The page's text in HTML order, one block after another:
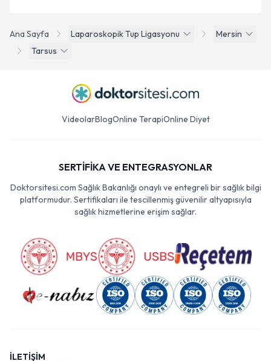
Ana Sayfa Laparoskopik Tup Ligasyonu
Mersin
Tarsus
VideolarBlogOnline TerapiOnline Diyet
SERTİFİKA VE ENTEGRASYONLAR
Doktorsitesi.com Sağlık Bakanlığı onaylı ve entegreli bir sağlık bilgi
platformudur. Sertifikaları ile tescillenmiş güvenilir altyapısıyla
sağlık hizmetlerine erişim sağlar.
İLETİŞİM